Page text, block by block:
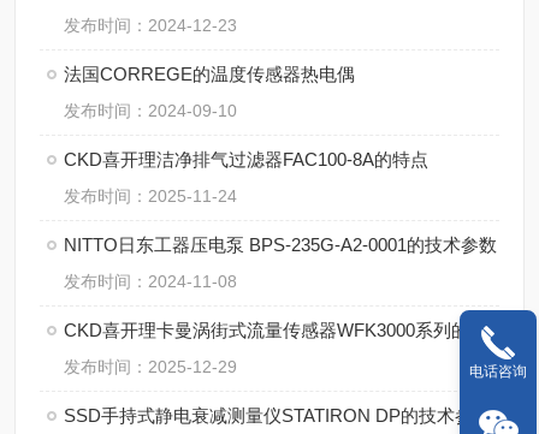
发布时间：2024-12-23
法国CORREGE的温度传感器热电偶
发布时间：2024-09-10
CKD喜开理洁净排气过滤器FAC100-8A的特点
发布时间：2025-11-24
NITTO日东工器压电泵 BPS-235G-A2-0001的技术参数
发布时间：2024-11-08
CKD喜开理卡曼涡街式流量传感器WFK3000系列的解析
发布时间：2025-12-29
SSD手持式静电衰减测量仪STATIRON DP的技术参数
电话咨询